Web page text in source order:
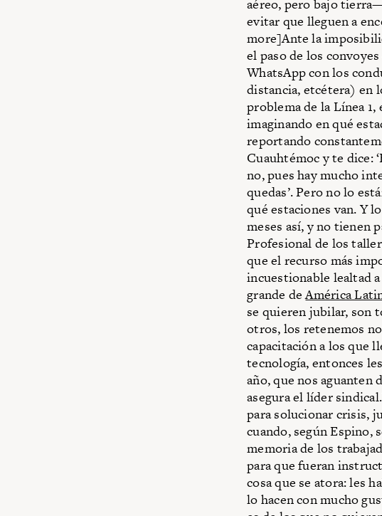
aéreo, pero bajo
evitar que lleguen a
more]Ante la
el paso de los
WhatsApp con los
distancia, etcétera) en
problema de la Línea 1,
imaginando en qué
reportando
Cuauhtémoc y te dice:
no, pues hay mucho
quedas’. Pero no lo
qué estaciones van. Y
meses así, y no tienen
Profesional de los
que el recurso más
incuestionable lealtad
grande deAmérica
se quieren jubilar, son
otros, los retenemos
capacitación a los que
tecnología, entonces
año, que nos aguanten
asegura el líder
para solucionar crisis,
cuando, según Espino,
memoria de los
para que fueran
cosa que se atora: les
lo hacen con mucho